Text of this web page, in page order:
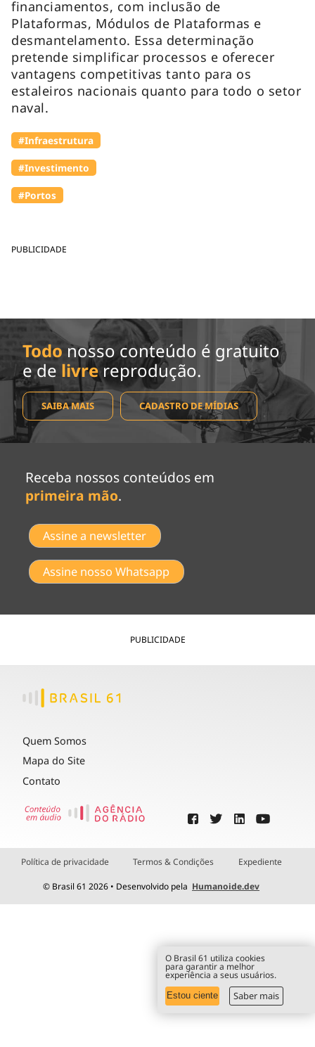
PUBLICIDADE
financiamentos, com inclusão de
Plataformas, Módulos de Plataformas e
desmantelamento. Essa determinação
pretende simplificar processos e oferecer
vantagens competitivas tanto para os
estaleiros nacionais quanto para todo o setor
naval.
#Infraestrutura
#Investimento
#Portos
Todo nosso conteúdo é gratuito
e de livrereprodução.
SAIBA MAIS CADASTRO DE MÍDIAS
Receba nossos conteúdos em
primeira mão.
Assine a newsletter
Assine nosso Whatsapp
PUBLICIDADE
Quem Somos
Mapa do Site
Contato
Política de privacidade Termos & Condições Expediente
© Brasil 61 2026 • Desenvolvido pela Humanoide.dev
O Brasil 61 utiliza cookies
para garantir a melhor
experiência a seus usuários.
Estou ciente Saber mais